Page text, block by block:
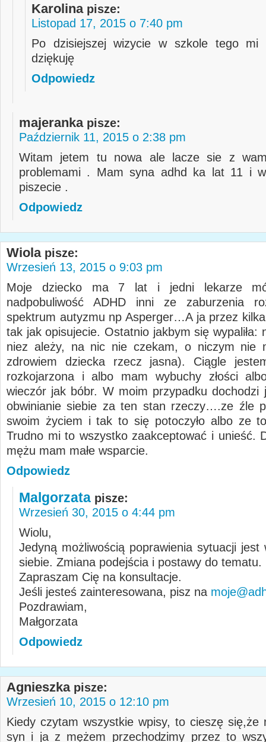
Karolina pisze:
Listopad 17, 2015 o 7:40 pm
Po dzisiejszej wizycie w szkole tego mi
dziękuję
Odpowiedz
majeranka pisze:
Październik 11, 2015 o 2:38 pm
Witam jetem tu nowa ale lacze sie z
problemami . Mam syna adhd ka lat 11 i
piszecie .
Odpowiedz
Wiola pisze:
Wrzesień 13, 2015 o 9:03 pm
Moje dziecko ma 7 lat i jedni lekarze
nadpobuliwość ADHD inni ze zaburzenia
spektrum autyzmu np Asperger…A ja przez
tak jak opisujecie. Ostatnio jakbym się wypaliła:
niez ależy, na nic nie czekam, o niczym nie
zdrowiem dziecka rzecz jasna). Ciągle
rozkojarzona i albo mam wybuchy złości
wieczór jak bóbr. W moim przypadku dochodzi
obwinianie siebie za ten stan rzeczy….ze źle
swoim życiem i tak to się potoczyło albo ze
Trudno mi to wszystko zaakceptować i unieść.
mężu mam małe wsparcie.
Odpowiedz
Malgorzata pisze:
Wrzesień 30, 2015 o 4:44 pm
Wiolu,
Jedyną możliwością poprawienia sytuacji jest
siebie. Zmiana podejścia i postawy do tematu.
Zapraszam Cię na konsultacje.
Jeśli jesteś zainteresowana, pisz na
Pozdrawiam,
Małgorzata
Odpowiedz
Agnieszka pisze:
Wrzesień 10, 2015 o 12:10 pm
Kiedy czytam wszystkie wpisy, to cieszę się,że
syn i ja z mężem przechodzimy przez to